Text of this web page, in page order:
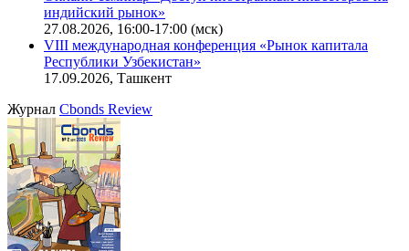
Онлайн-семинар «Новый стандарт инвестиций в
офисную недвижимость»
11.08.2026, 16:30-18:00 (мск)
Онлайн-семинар «Доступ иностранных инвесторов на
индийский рынок»
VIII международная конференция «Рынок капитала
Республики Узбекистан»
17.09.2026, Ташкент
ЖурналCbonds Review